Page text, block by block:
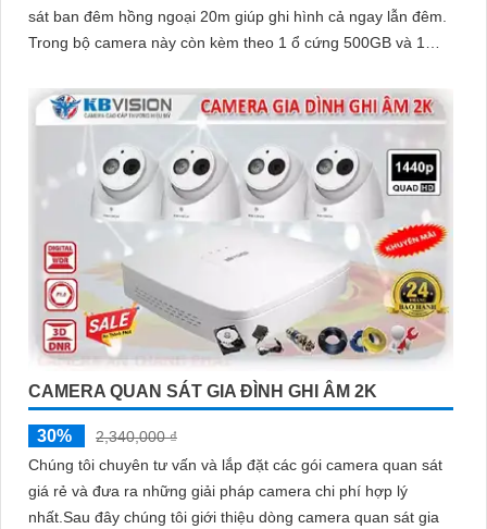
sát ban đêm hồng ngoại 20m giúp ghi hình cả ngay lẫn đêm.
Trong bộ camera này còn kèm theo 1 ổ cứng 500GB và 1
trong 7 ngày cho 4 mắt camera
CAMERA QUAN SÁT GIA ĐÌNH GHI ÂM 2K
30%
2,340,000 ₫
Chúng tôi chuyên tư vấn và lắp đặt các gói camera quan sát
giá rẻ và đưa ra những giải pháp camera chi phí hợp lý
nhất.Sau đây chúng tôi giới thiệu dòng camera quan sát gia